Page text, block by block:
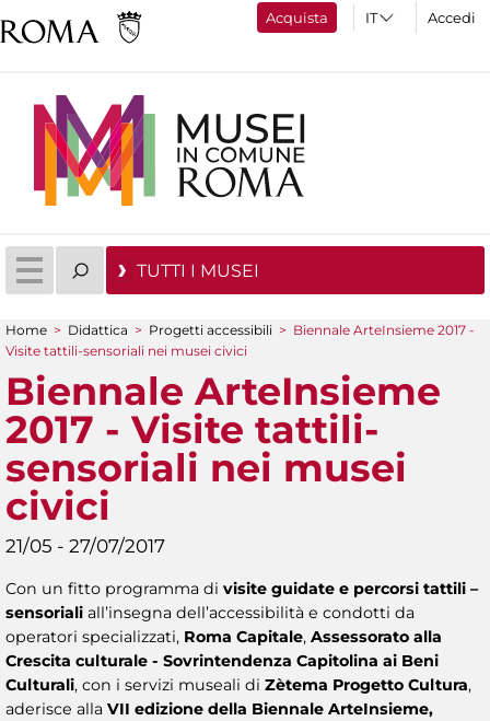
Acquista Accedi
TUTTI I MUSEI
Tu sei qui
Home > Didattica > Progetti accessibili > Biennale ArteInsieme 2017 -
Visite tattili-sensoriali nei musei civici
Biennale ArteInsieme
2017 - Visite tattili-
sensoriali nei musei
civici
21/05 - 27/07/2017
Con un fitto programma di visite guidate e percorsi tattili –
sensoriali all’insegna dell’accessibilità e condotti da
operatori specializzati, Roma Capitale, Assessorato alla
Crescita culturale - Sovrintendenza Capitolina ai Beni
Culturali, con i servizi museali di Zètema Progetto Cultura,
aderisce alla VII edizione della Biennale ArteInsieme,